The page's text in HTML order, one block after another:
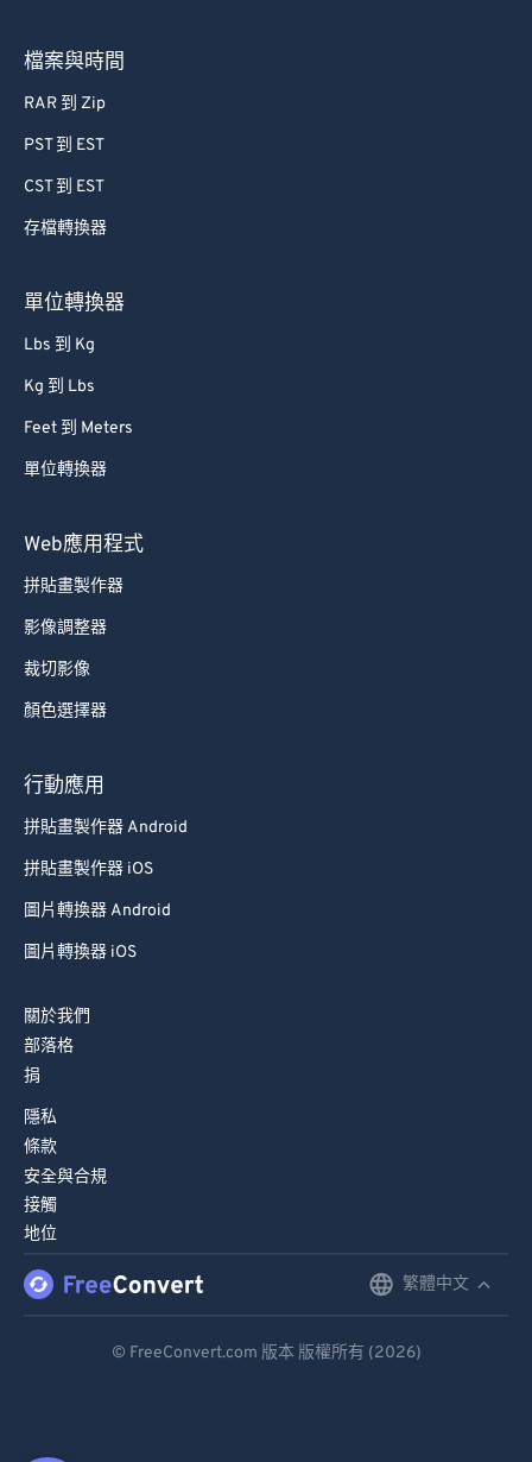
檔案與時間
RAR 到 Zip
PST 到 EST
CST 到 EST
存檔轉換器
單位轉換器
Lbs 到 Kg
Kg 到 Lbs
Feet 到 Meters
單位轉換器
Web應用程式
拼貼畫製作器
影像調整器
裁切影像
顏色選擇器
行動應用
拼貼畫製作器 Android
拼貼畫製作器 iOS
圖片轉換器 Android
圖片轉換器 iOS
關於我們
部落格
捐
隱私
條款
安全與合規
接觸
地位
繁體中文
© FreeConvert.com 版本 版權所有 (2026)